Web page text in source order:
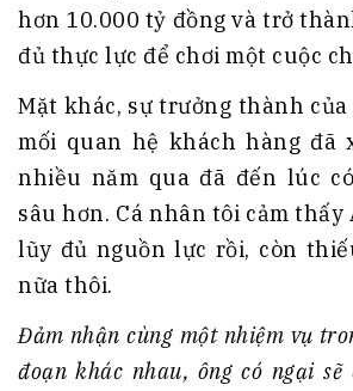
hơn 10.000 tỷ đồng và trở
đủ thực lực để chơi một cuộc
Mặt khác, sự trưởng thành
mối quan hệ khách hàng đã
nhiều năm qua đã đến lúc
sâu hơn. Cá nhân tôi cảm
lũy đủ nguồn lực rồi, còn
nữa thôi.
Đảm nhận cùng một nhiệm vụ
đoạn khác nhau, ông có ngại sẽ